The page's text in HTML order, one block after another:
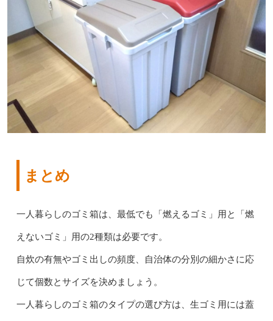
まとめ
一人暮らしのゴミ箱は、最低でも「燃えるゴミ」用と「燃
えないゴミ」用の2種類は必要です。
自炊の有無やゴミ出しの頻度、自治体の分別の細かさに応
じて個数とサイズを決めましょう。
一人暮らしのゴミ箱のタイプの選び方は、生ゴミ用には蓋